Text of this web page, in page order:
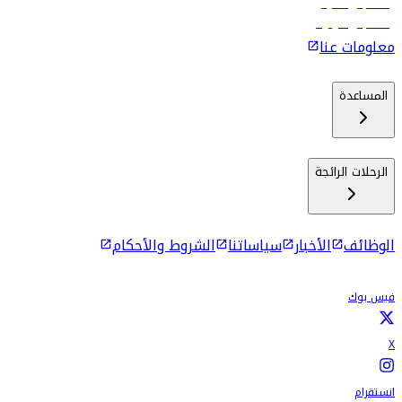
رحلات إلى كولومبو
معلومات عنا
المساعدة
الرحلات الرائجة
الوظائف الأخبار سياساتنا الشروط والأحكام
فيس بوك
X
انستقرام